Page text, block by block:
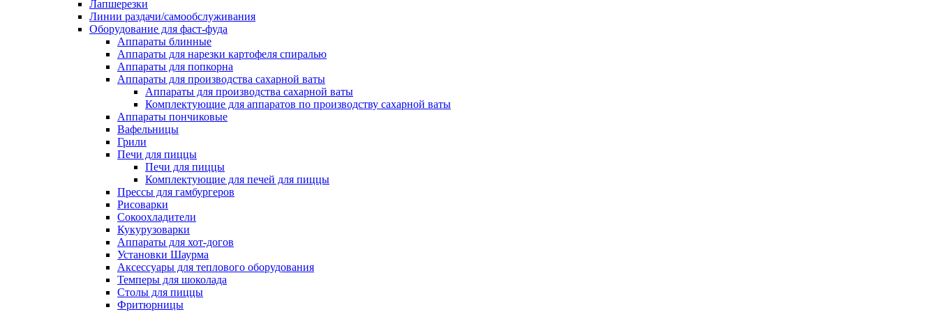
Лапшерезки
Линии раздачи/самообслуживания
Оборудование для фаст-фуда
Аппараты блинные
Аппараты для нарезки картофеля спиралью
Аппараты для попкорна
Аппараты для производства сахарной ваты
Аппараты для производства сахарной ваты
Комплектующие для аппаратов по производству сахарной ваты
Аппараты пончиковые
Вафельницы
Грили
Печи для пиццы
Печи для пиццы
Комплектующие для печей для пиццы
Прессы для гамбургеров
Рисоварки
Сокоохладители
Кукурузоварки
Аппараты для хот-догов
Установки Шаурма
Аксессуары для теплового оборудования
Темперы для шоколада
Столы для пиццы
Фритюрницы